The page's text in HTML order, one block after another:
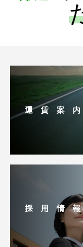
運 賃 案 内
採 用 情 報